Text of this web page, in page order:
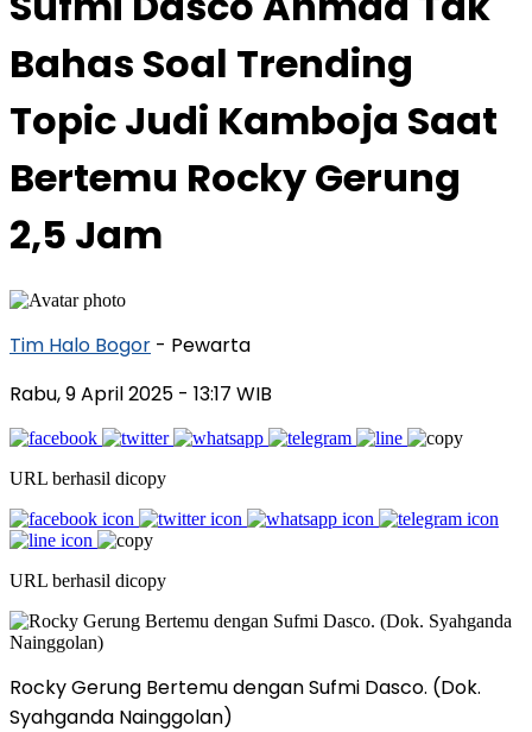
Bahas Soal Trending
Topic Judi Kamboja Saat
Bertemu Rocky Gerung
2,5 Jam
Tim Halo Bogor - Pewarta
Rabu, 9 April 2025 - 13:17 WIB
URL berhasil dicopy
URL berhasil dicopy
Rocky Gerung Bertemu dengan Sufmi Dasco. (Dok.
Syahganda Nainggolan)